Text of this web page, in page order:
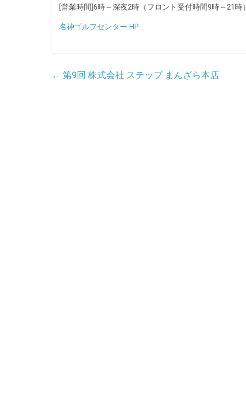
[営業時間]6時～深夜2時（フロント受付時間9時～21時）
名神ゴルフセンター HP
← 第9回 株式会社 ステップ まんざら本店